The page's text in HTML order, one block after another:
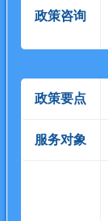
政策咨询
政策要点
服务对象